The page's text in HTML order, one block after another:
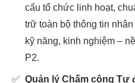
cấu tổ chức linh hoạt,
trữ toàn bộ thông tin
kỹ năng, kinh nghiệm –
P2.
✅ Quản lý Chấm công Tự